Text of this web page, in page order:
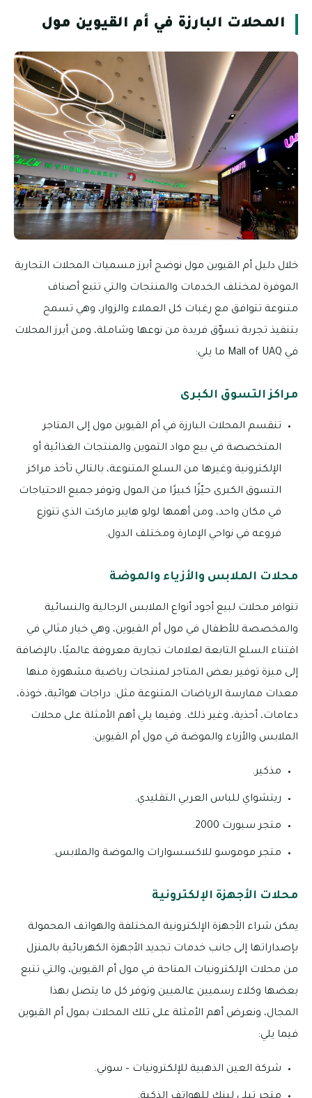
المحلات البارزة في أم القيوين مول
خلال دليل أم القيوين مول نوضح أبرز مسميات المحلات التجارية
الموفرة لمختلف الخدمات والمنتجات والتي تتبع أصناف
متنوعة تتوافق مع رغبات كل العملاء والزوار، وهي تسمح
بتنفيذ تجربة تسوّق فريدة من نوعها وشاملة، ومن أبرز المحلات
في Mall of UAQ ما يلي:
مراكز التسوق الكبرى
تنقسم المحلات البارزة في أم القيوين مول إلى المتاجر
المتخصصة في بيع مواد التموين والمنتجات الغذائية أو
الإلكترونية وغيرها من السلع المتنوعة، بالتالي تأخذ مراكز
التسوق الكبرى حيّزًا كبيرًا من المول وتوفر جميع الاحتياجات
في مكان واحد، ومن أهمها لولو هايبر ماركت الذي تتوزع
فروعه في نواحي الإمارة ومختلف الدول.
محلات الملابس والأزياء والموضة
تتوافر محلات لبيع أجود أنواع الملابس الرجالية والنسائية
والمخصصة للأطفال في مول أم القيوين، وهي خيار مثالي في
اقتناء السلع التابعة لعلامات تجارية معروفة عالميًا، بالإضافة
إلى ميزة توفير بعض المتاجر لمنتجات رياضية مشهورة منها
معدات ممارسة الرياضات المتنوعة مثل: دراجات هوائية، خوذة،
دعامات، أحذية، وغير ذلك. وفيما يلي أهم الأمثلة على محلات
الملابس والأزياء والموضة في مول أم القيوين:
مذكير.
ريتشواي للباس العربي التقليدي.
متجر سبورت 2000.
متجر موموسو للاكسسوارات والموضة والملابس.
محلات الأجهزة الإلكترونية
يمكن شراء الأجهزة الإلكترونية المختلفة والهواتف المحمولة
بإصداراتها إلى جانب خدمات تجديد الأجهزة الكهربائية بالمنزل
من محلات الإلكترونيات المتاحة في مول أم القيوين، والتي تتبع
بعضها وكلاء رسميين عالميين وتوفر كل ما يتصل بهذا
المجال، ونعرض أهم الأمثلة على تلك المحلات بمول أم القيوين
فيما يلي:
شركة العين الذهبية للإلكترونيات – سوني.